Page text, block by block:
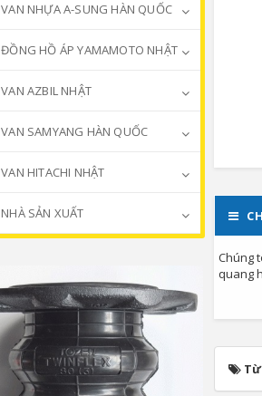
Chúng
quang
VAN NHỰA A-SUNG HÀN QUỐC
ĐỒNG HỒ ÁP YAMAMOTO NHẬT
VAN AZBIL NHẬT
VAN SAMYANG HÀN QUỐC
VAN HITACHI NHẬT
NHÀ SẢN XUẤT